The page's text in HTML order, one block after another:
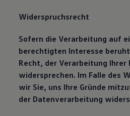
Widerspruchsrecht
Sofern die Verarbeitung auf
berechtigten Interesse
Recht, der Verarbeitung Ihrer
widersprechen. Im Falle des
wir Sie, uns Ihre Gründe
der Datenverarbeitung